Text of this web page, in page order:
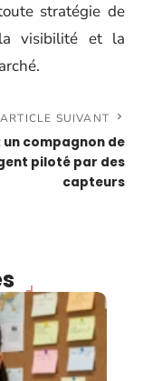
stratégie de
visibilité et la
ARTICLE SUIVANT
un compagnon de
piloté par des
capteurs